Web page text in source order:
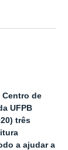
Centro de
UFPB
três
a ajudar a